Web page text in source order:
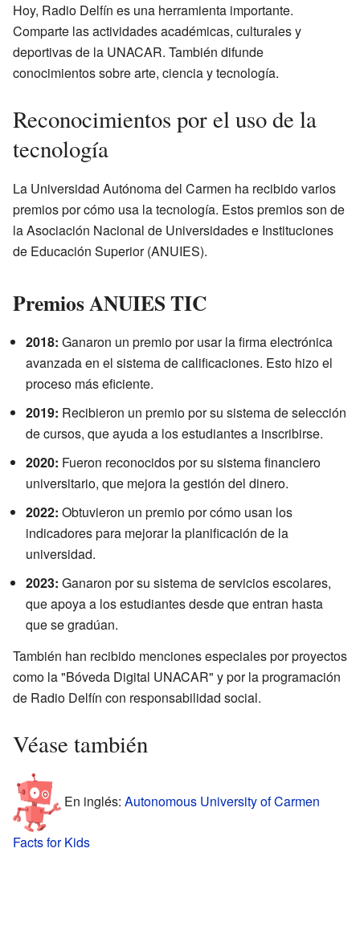
Hoy, Radio Delfín es una herramienta importante.
Comparte las actividades académicas, culturales y
deportivas de la UNACAR. También difunde
conocimientos sobre arte, ciencia y tecnología.
Reconocimientos por el uso de la
tecnología
La Universidad Autónoma del Carmen ha recibido varios
premios por cómo usa la tecnología. Estos premios son de
la Asociación Nacional de Universidades e Instituciones
de Educación Superior (ANUIES).
Premios ANUIES TIC
2018: Ganaron un premio por usar la firma electrónica
avanzada en el sistema de calificaciones. Esto hizo el
proceso más eficiente.
2019: Recibieron un premio por su sistema de selección
de cursos, que ayuda a los estudiantes a inscribirse.
2020: Fueron reconocidos por su sistema financiero
universitario, que mejora la gestión del dinero.
2022: Obtuvieron un premio por cómo usan los
indicadores para mejorar la planificación de la
universidad.
2023: Ganaron por su sistema de servicios escolares,
que apoya a los estudiantes desde que entran hasta
que se gradúan.
También han recibido menciones especiales por proyectos
como la "Bóveda Digital UNACAR" y por la programación
de Radio Delfín con responsabilidad social.
Véase también
En inglés: Autonomous University of Carmen
Facts for Kids